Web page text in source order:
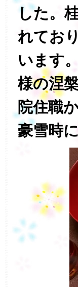
した。
れてお
います
様の涅
院住職
豪雪時